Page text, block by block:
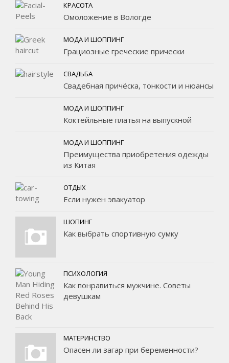
КРАСОТА
Омоложение в Вологде
МОДА И ШОППИНГ
Грациозные греческие прически
СВАДЬБА
Свадебная причёска, тонкости и нюансы
МОДА И ШОППИНГ
Коктейльные платья на выпускной
МОДА И ШОППИНГ
Преимущества приобретения одежды
из Китая
ОТДЫХ
Если нужен эвакуатор
ШОПИНГ
Как выбрать спортивную сумку
ПСИХОЛОГИЯ
Как понравиться мужчине. Советы
девушкам
МАТЕРИНСТВО
Опасен ли загар при беременности?